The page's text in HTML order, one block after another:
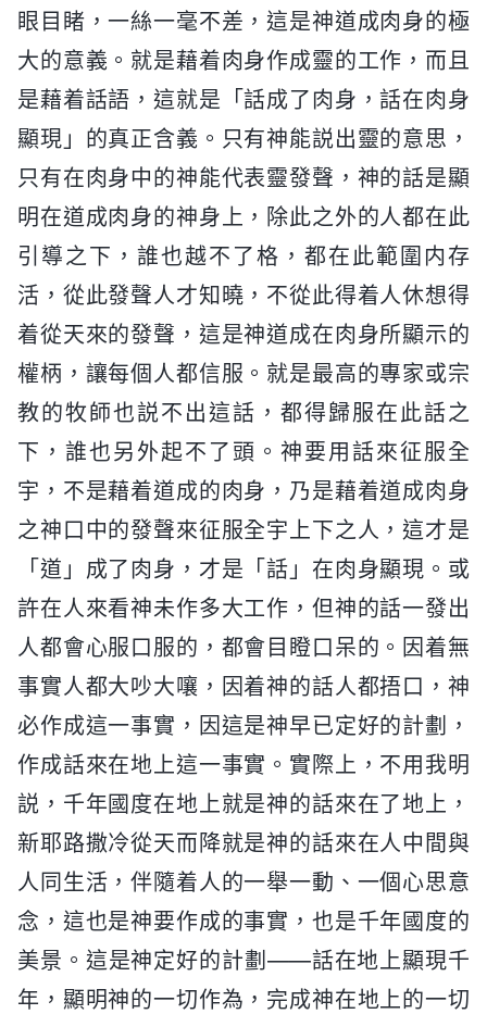
眼目睹，一絲一毫不差，這是神道成肉身的極
大的意義。就是藉着肉身作成靈的工作，而且
是藉着話語，這就是「話成了肉身，話在肉身
顯現」的真正含義。只有神能説出靈的意思，
只有在肉身中的神能代表靈發聲，神的話是顯
明在道成肉身的神身上，除此之外的人都在此
引導之下，誰也越不了格，都在此範圍内存
活，從此發聲人才知曉，不從此得着人休想得
着從天來的發聲，這是神道成在肉身所顯示的
權柄，讓每個人都信服。就是最高的專家或宗
教的牧師也説不出這話，都得歸服在此話之
下，誰也另外起不了頭。神要用話來征服全
宇，不是藉着道成的肉身，乃是藉着道成肉身
之神口中的發聲來征服全宇上下之人，這才是
「道」成了肉身，才是「話」在肉身顯現。或
許在人來看神未作多大工作，但神的話一發出
人都會心服口服的，都會目瞪口呆的。因着無
事實人都大吵大嚷，因着神的話人都捂口，神
必作成這一事實，因這是神早已定好的計劃，
作成話來在地上這一事實。實際上，不用我明
説，千年國度在地上就是神的話來在了地上，
新耶路撒冷從天而降就是神的話來在人中間與
人同生活，伴隨着人的一舉一動、一個心思意
念，這也是神要作成的事實，也是千年國度的
美景。這是神定好的計劃——話在地上顯現千
年，顯明神的一切作為，完成神在地上的一切